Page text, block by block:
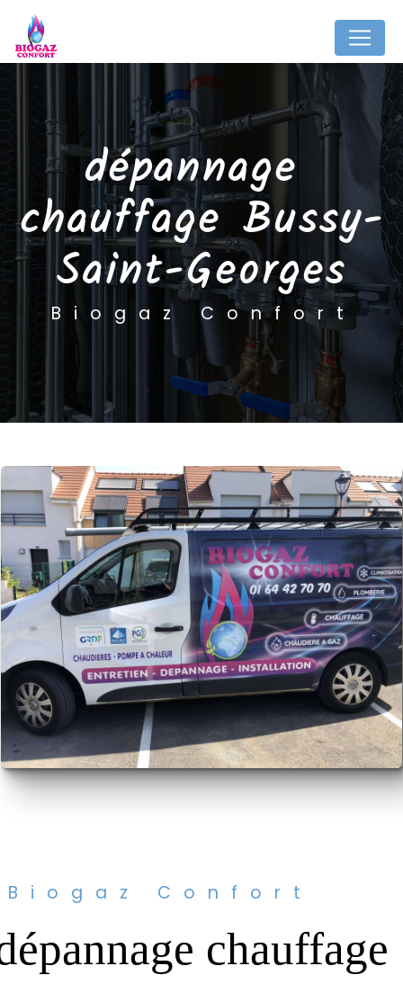
dépannage
chauffage Bussy-
Saint-Georges
Biogaz Confort
Biogaz Confort
chauffage
Panneau de gestion des cookies